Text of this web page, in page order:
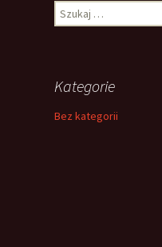
Szukaj:
Kategorie
Bez kategorii